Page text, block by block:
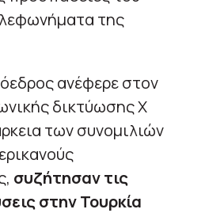
της
ανέφερε στον
δικτύωσης X
των συνομιλιών
συζήτησαν τις
στην Τουρκία